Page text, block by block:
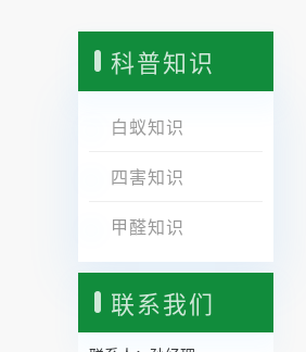
科普知识
白蚁知识
四害知识
甲醛知识
联系我们